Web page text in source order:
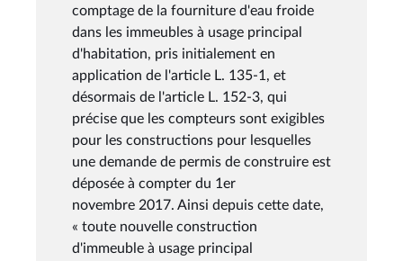
comptage de la fourniture d'eau froide
dans les immeubles à usage principal
d'habitation, pris initialement en
application de l'article L. 135-1, et
désormais de l'article L. 152-3, qui
précise que les compteurs sont exigibles
pour les constructions pour lesquelles
une demande de permis de construire est
déposée à compter du 1er
novembre 2017. Ainsi depuis cette date,
« toute nouvelle construction
d'immeuble à usage principal